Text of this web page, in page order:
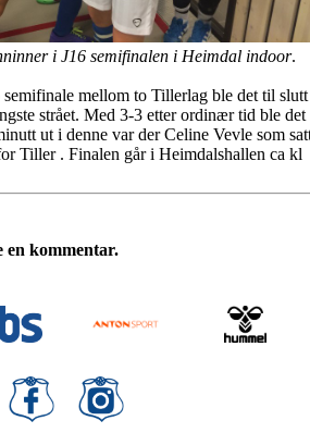
i J16 semifinalen i Heimdal indoor.
mellom to Tillerlag ble det til slutt
strået. Med 3-3 etter ordinær tid ble det
ut i denne var der Celine Vevle som
Tiller . Finalen går i Heimdalshallen ca kl
en kommentar.